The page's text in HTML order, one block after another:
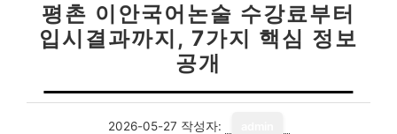
평촌 이안국어논술 수강료부터
입시결과까지, 7가지 핵심 정보
공개
2026-05-27 작성자: